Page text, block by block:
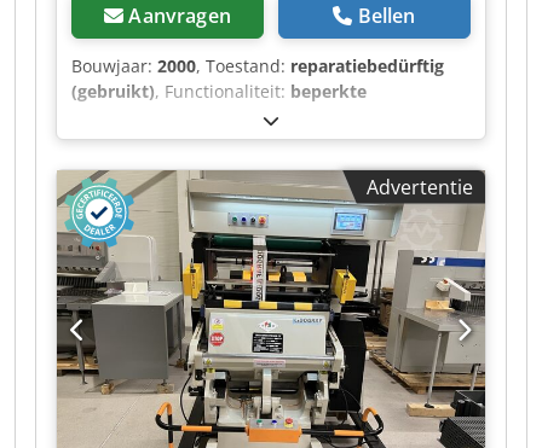
Aanvragen Bellen
Bouwjaar: 2000, Toestand: reparatiebedürftig
(gebruikt), Functionaliteit: beperkte
, Stanscilinders: z68, z74, z80, z85,
z96, z101, z104, z114, z116, z120, z136 Dkedpjzqr
H Uefx Aaver Klichécilinders: z68, z74, z78, z80,
z85, z85, z96, z101, z104, z114, z120, z136
Aniloxcilinders: 400x3,5, 4 stuks 320x4, 1 stuk
280x5, 1 stuk 200x6, 1 stuk 140x8, 2 stuks
100x10, 1 stuk Gapmaster 2 afwikkelmachines,
waarvan één gerepareerd moet worden.
Advertentie